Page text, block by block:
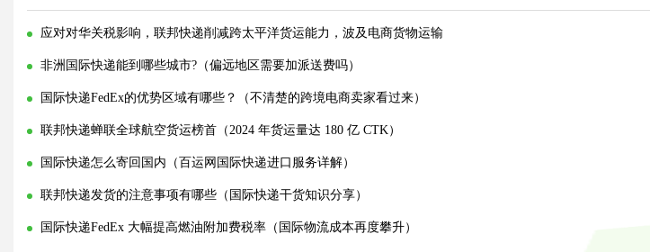
应对对华关税影响，联邦快递削减跨太平洋货运能力，波及电商货物运输
非洲国际快递能到哪些城市?（偏远地区需要加派送费吗）
国际快递FedEx的优势区域有哪些？（不清楚的跨境电商卖家看过来）
联邦快递蝉联全球航空货运榜首（2024 年货运量达 180 亿 CTK）
国际快递怎么寄回国内（百运网国际快递进口服务详解）
联邦快递发货的注意事项有哪些（国际快递干货知识分享）
国际快递FedEx 大幅提高燃油附加费税率（国际物流成本再度攀升）